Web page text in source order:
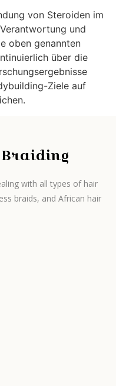
von Steroiden im
und
oben genannten
über die
Ziele auf
with all types of hair
braids, and African hair